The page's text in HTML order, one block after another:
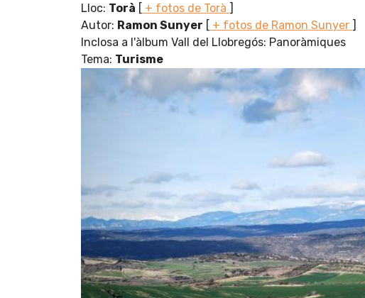
Lloc: Torà [ + fotos de Torà ]
Autor: Ramon Sunyer [ + fotos de Ramon Sunyer ]
Inclosa a l'àlbum Vall del Llobregós: Panoràmiques
Tema: Turisme